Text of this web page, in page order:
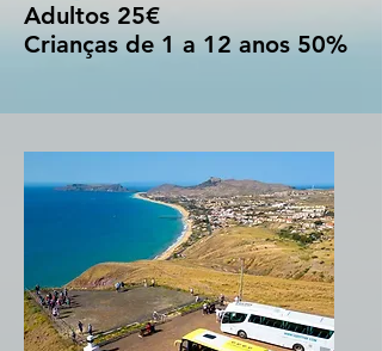
Adultos 25€
Crianças de 1 a 12 anos 50%